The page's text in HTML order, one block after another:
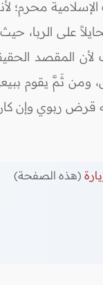
محرم؛
على الربا،
لأن المقصد
ومن ثَمَّ يقوم
قرض ربوي وإن
(هذه الصفحة)